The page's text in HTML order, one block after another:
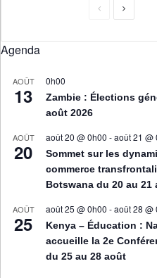
Agenda
AOÛT
13
0h00
Zambie : Élections
août 2026
AOÛT
20
août 20 @ 0h00 -août 21 @
Sommet sur les
commerce
Botswana du 20 au 21
AOÛT
25
août 25 @ 0h00 -août 28 @
Kenya – Éducation :
accueille la 2e
du 25 au 28 août